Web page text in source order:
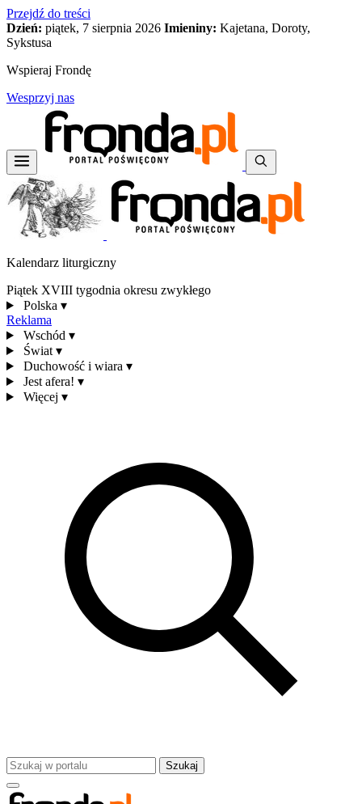
Przejdź do treści
Dzień: piątek, 7 sierpnia 2026 Imieniny: Kajetana, Doroty,
Sykstusa
Wspieraj Frondę
Wesprzyj nas
Kalendarz liturgiczny
Piątek XVIII tygodnia okresu zwykłego
Polska ▾
Reklama
Wschód ▾
Świat ▾
Duchowość i wiara ▾
Jest afera! ▾
Więcej ▾
Szukaj